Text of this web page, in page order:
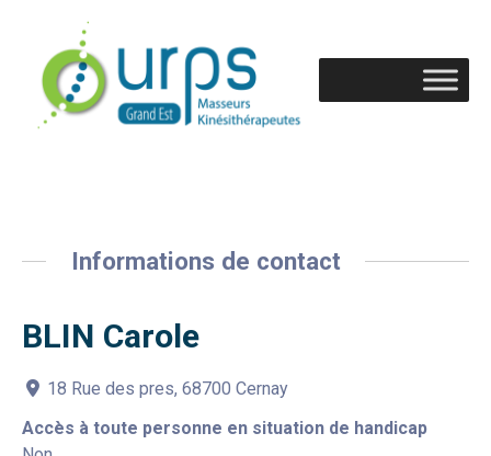
Informations de contact
BLIN Carole
18 Rue des pres, 68700 Cernay
Accès à toute personne en situation de handicap